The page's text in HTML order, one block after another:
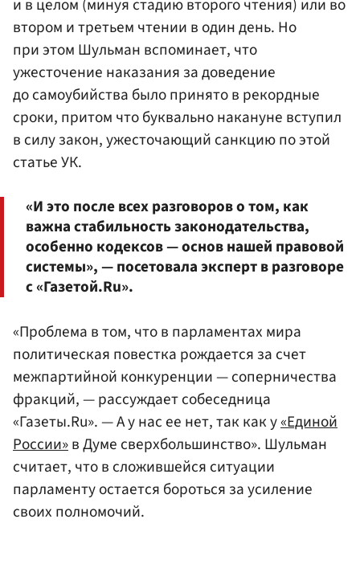
и в целом (минуя стадию второго чтения) или во
втором и третьем чтении в один день. Но
при этом Шульман вспоминает, что
ужесточение наказания за доведение
до самоубийства было принято в рекордные
сроки, притом что буквально накануне вступил
в силу закон, ужесточающий санкцию по этой
статье УК.
«И это после всех разговоров о том, как
важна стабильность законодательства,
особенно кодексов — основ нашей правовой
системы», — посетовала эксперт в разговоре
с «Газетой.Ru».
«Проблема в том, что в парламентах мира
политическая повестка рождается за счет
межпартийной конкуренции — соперничества
фракций, — рассуждает собеседница
«Газеты.Ru». — А у нас ее нет, так как у«Единой
России»в Думе сверхбольшинство». Шульман
считает, что в сложившейся ситуации
парламенту остается бороться за усиление
своих полномочий.